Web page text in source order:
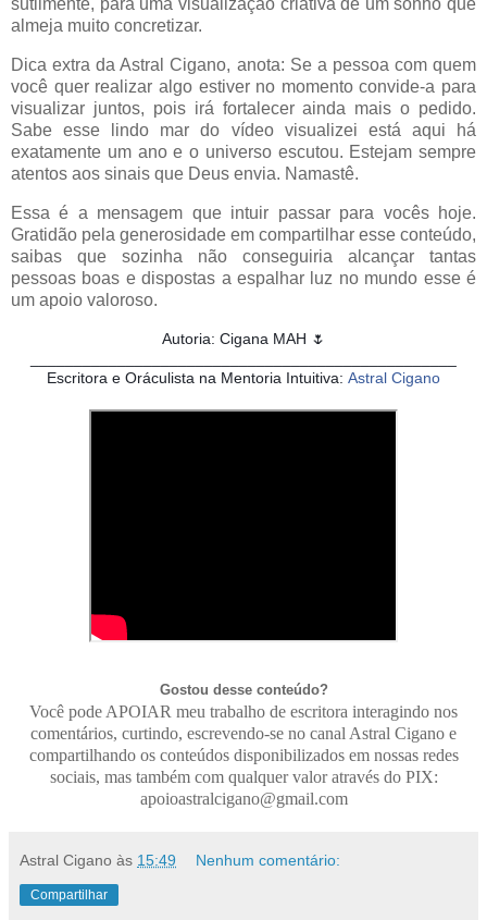
sutilmente, para uma visualização criativa de um sonho que
almeja muito concretizar.
Dica extra da Astral Cigano, anota: Se a pessoa com quem
você quer realizar algo estiver no momento convide-a para
visualizar juntos, pois irá fortalecer ainda mais o pedido.
Sabe esse lindo mar do vídeo visualizei está aqui há
exatamente um ano e o universo escutou. Estejam sempre
atentos aos sinais que Deus envia. Namastê.
Essa é a mensagem que intuir passar para vocês hoje.
Gratidão pela generosidade em compartilhar esse conteúdo,
saibas que sozinha não conseguiria alcançar tantas
pessoas boas e dispostas a espalhar luz no mundo esse é
um apoio valoroso.
Autoria: Cigana MAH 🌷
Escritora e Oráculista na Mentoria Intuitiva: Astral Cigano
Gostou desse conteúdo?
Você pode APOIAR meu trabalho de escritora interagindo nos
comentários, curtindo, escrevendo-se no canal Astral Cigano e
compartilhando os conteúdos disponibilizados em nossas redes
sociais, mas também com qualquer valor através do PIX:
apoioastralcigano@gmail.com
Astral Cigano às 15:49 Nenhum comentário:
Compartilhar